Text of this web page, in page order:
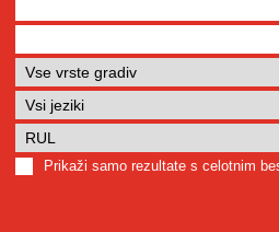
Prikaži samo rezultate s celotnim